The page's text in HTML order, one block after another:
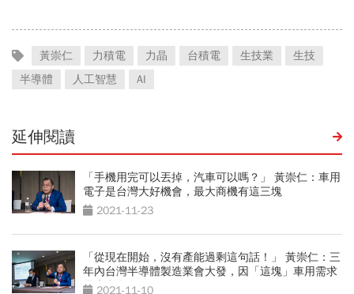
黃崇仁 力積電 力晶 台積電 生技業
生技
半導體
人工智慧 AI
延伸閱讀
「手機用完可以丟掉，汽車可以嗎？」 黃崇仁：車用
電子是台灣大好機會，最大商機有這三塊
2021-11-23
「從現在開始，沒有產能過剩這句話！」 黃崇仁：三
年內台灣半導體製造業會大發，因「這塊」車用需求
是大利多
2021-11-10